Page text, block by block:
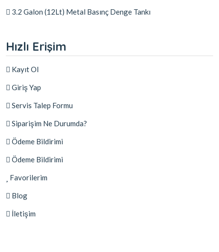
3.2 Galon (12Lt) Metal Basınç Denge Tankı
Hızlı Erişim
Kayıt Ol
Giriş Yap
Servis Talep Formu
Siparişim Ne Durumda?
Ödeme Bildirimi
Ödeme Bildirimi
Favorilerim
Blog
İletişim